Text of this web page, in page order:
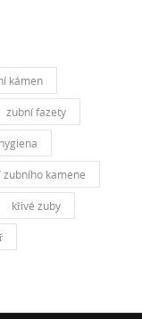
kámen
zubní fazety
zubního kamene
křivé zuby